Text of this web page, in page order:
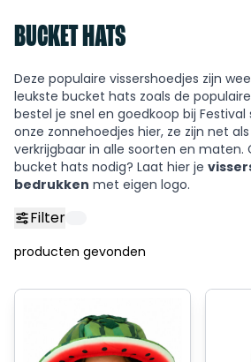
BUCKET HATS
Deze populaire vissershoedjes zijn
leukste bucket hats zoals de populaire
bestel je snel en goedkoop bij Festival
onze zonnehoedjes hier, ze zijn net als
verkrijgbaar in alle soorten en maten.
bucket hats nodig? Laat hier je
bedrukken met eigen logo.
Filter
producten gevonden